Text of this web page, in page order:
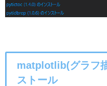
matplotlib(グラフ
ストール